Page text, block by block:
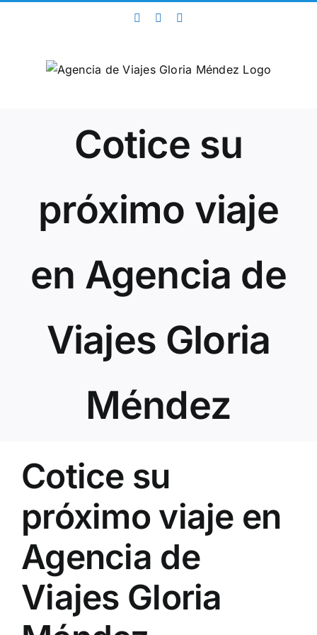
Facebook
Twitter
Cotice su
próximo viaje
en Agencia de
Viajes Gloria
Méndez
Cotice su
próximo viaje en
Agencia de
Viajes Gloria